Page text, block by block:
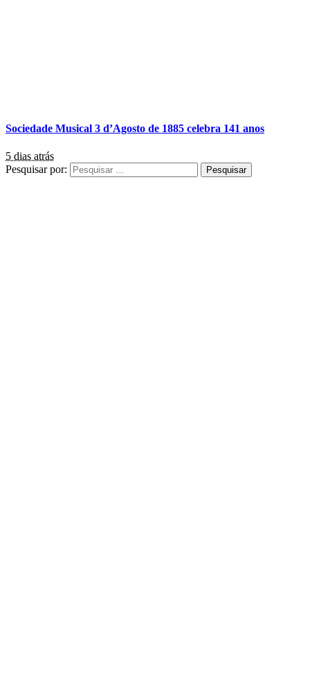
Sociedade Musical 3 d’Agosto de 1885 celebra 141 anos
5 dias atrás
Pesquisar por: